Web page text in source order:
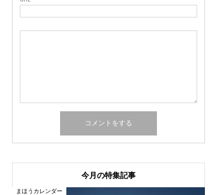
今月の特集記事
カレンダー